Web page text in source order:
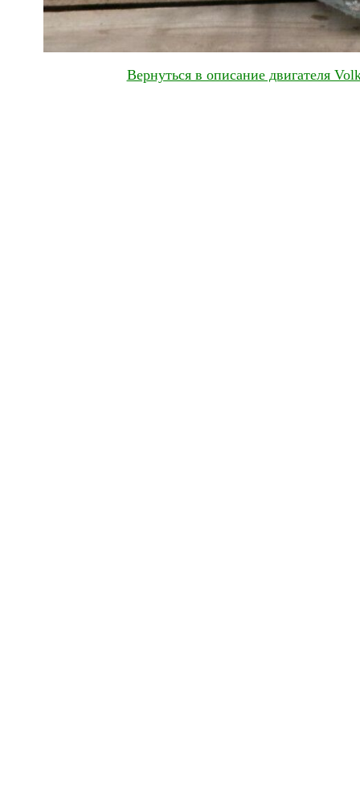
Вернуться в описание двигателя